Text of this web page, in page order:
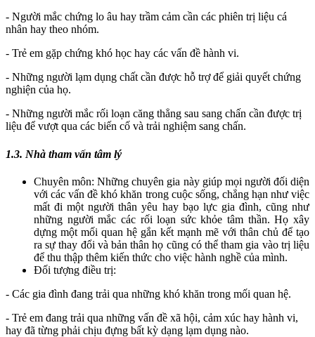
- Người mắc chứng lo âu hay trầm cảm cần các phiên trị liệu cá
nhân hay theo nhóm.
- Trẻ em gặp chứng khó học hay các vấn đề hành vi.
- Những người lạm dụng chất cần được hỗ trợ để giải quyết chứng
nghiện của họ.
- Những người mắc rối loạn căng thẳng sau sang chấn cần được trị
liệu để vượt qua các biến cố và trải nghiệm sang chấn.
1.3. Nhà tham vấn tâm lý
Chuyên môn: Những chuyên gia này giúp mọi người đối diện
với các vấn đề khó khăn trong cuộc sống, chẳng hạn như việc
mất đi một người thân yêu hay bạo lực gia đình, cũng như
những người mắc các rối loạn sức khỏe tâm thần. Họ xây
dựng một mối quan hệ gắn kết mạnh mẽ với thân chủ để tạo
ra sự thay đổi và bản thân họ cũng có thể tham gia vào trị liệu
để thu thập thêm kiến thức cho việc hành nghề của mình.
Đối tượng điều trị:
- Các gia đình đang trải qua những khó khăn trong mối quan hệ.
- Trẻ em đang trải qua những vấn đề xã hội, cảm xúc hay hành vi,
hay đã từng phải chịu đựng bất kỳ dạng lạm dụng nào.